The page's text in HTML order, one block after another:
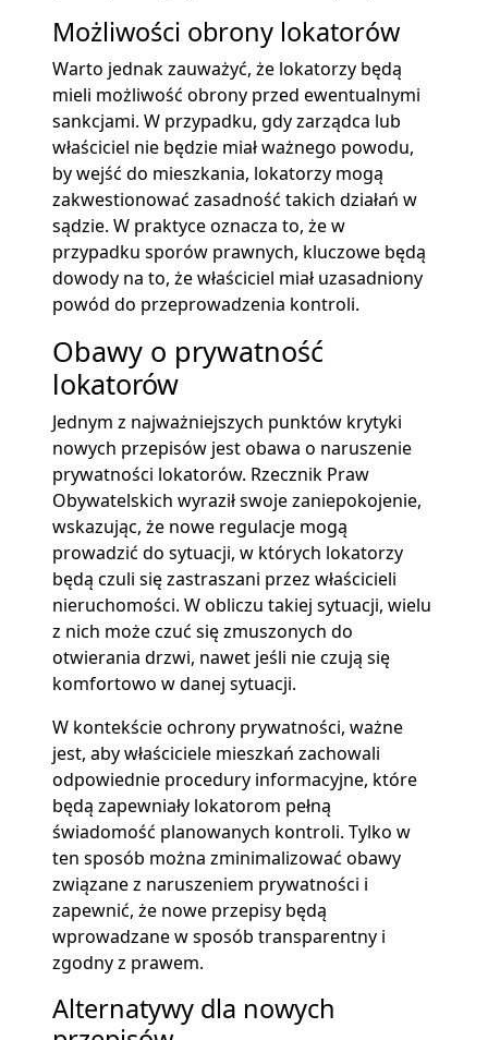
Możliwości obrony lokatorów
Warto jednak zauważyć, że lokatorzy będą
mieli możliwość obrony przed ewentualnymi
sankcjami. W przypadku, gdy zarządca lub
właściciel nie będzie miał ważnego powodu,
by wejść do mieszkania, lokatorzy mogą
zakwestionować zasadność takich działań w
sądzie. W praktyce oznacza to, że w
przypadku sporów prawnych, kluczowe będą
dowody na to, że właściciel miał uzasadniony
powód do przeprowadzenia kontroli.
Obawy o prywatność
lokatorów
Jednym z najważniejszych punktów krytyki
nowych przepisów jest obawa o naruszenie
prywatności lokatorów. Rzecznik Praw
Obywatelskich wyraził swoje zaniepokojenie,
wskazując, że nowe regulacje mogą
prowadzić do sytuacji, w których lokatorzy
będą czuli się zastraszani przez właścicieli
nieruchomości. W obliczu takiej sytuacji, wielu
z nich może czuć się zmuszonych do
otwierania drzwi, nawet jeśli nie czują się
komfortowo w danej sytuacji.
W kontekście ochrony prywatności, ważne
jest, aby właściciele mieszkań zachowali
odpowiednie procedury informacyjne, które
będą zapewniały lokatorom pełną
świadomość planowanych kontroli. Tylko w
ten sposób można zminimalizować obawy
związane z naruszeniem prywatności i
zapewnić, że nowe przepisy będą
wprowadzane w sposób transparentny i
zgodny z prawem.
Alternatywy dla nowych